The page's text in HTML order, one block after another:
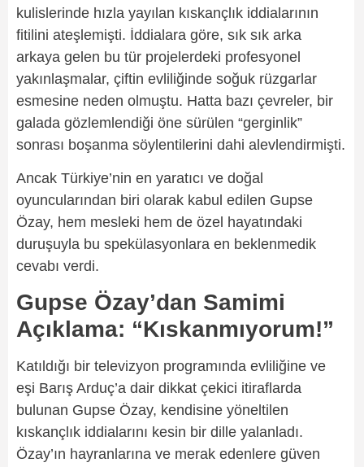
kulislerinde hızla yayılan kıskançlık iddialarının
fitilini ateşlemişti. İddialara göre, sık sık arka
arkaya gelen bu tür projelerdeki profesyonel
yakınlaşmalar, çiftin evliliğinde soğuk rüzgarlar
esmesine neden olmuştu. Hatta bazı çevreler, bir
galada gözlemlendiği öne sürülen “gerginlik”
sonrası boşanma söylentilerini dahi alevlendirmişti.
Ancak Türkiye’nin en yaratıcı ve doğal
oyuncularından biri olarak kabul edilen Gupse
Özay, hem mesleki hem de özel hayatındaki
duruşuyla bu spekülasyonlara en beklenmedik
cevabı verdi.
Gupse Özay’dan Samimi
Açıklama: “Kıskanmıyorum!”
Katıldığı bir televizyon programında evliliğine ve
eşi Barış Arduç’a dair dikkat çekici itiraflarda
bulunan Gupse Özay, kendisine yöneltilen
kıskançlık iddialarını kesin bir dille yalanladı.
Özay’ın hayranlarına ve merak edenlere güven